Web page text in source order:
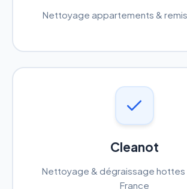
Nettoyage appartements &
Cleanot
Nettoyage & dégraissage
France